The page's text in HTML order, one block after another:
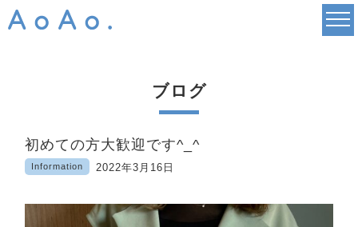
ブログ
初めての方大歓迎です^_^
2022年3月16日
Information